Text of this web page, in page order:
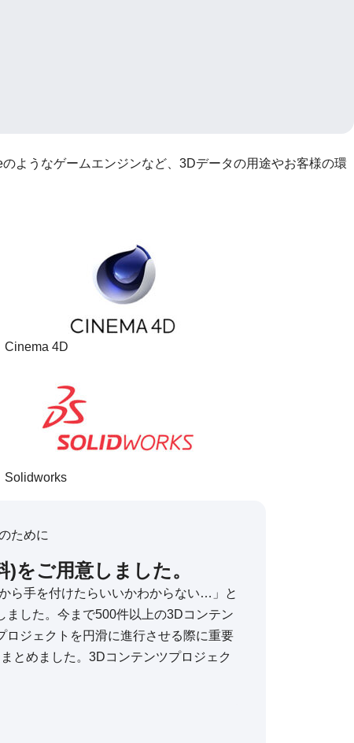
ようなゲームエンジンなど、3Dデータの用途やお客様の環
Cinema 4D
Solidworks
ために
をご用意しました。
ら手を付けたらいいかわからない…」と
した。今まで500件以上の3Dコンテン
ジェクトを円滑に進行させる際に重要
とめました。3Dコンテンツプロジェク